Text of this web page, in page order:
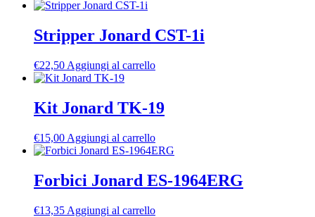
Stripper Jonard CST-1i
€22,50 Aggiungi al carrello
Kit Jonard TK-19
€15,00 Aggiungi al carrello
Forbici Jonard ES-1964ERG
€13,35 Aggiungi al carrello